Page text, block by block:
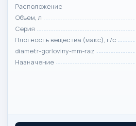
Расположение
Объем, л
Серия
Плотность вещества (макс), г/с
diametr-gorloviny-mm-raz
Назначение